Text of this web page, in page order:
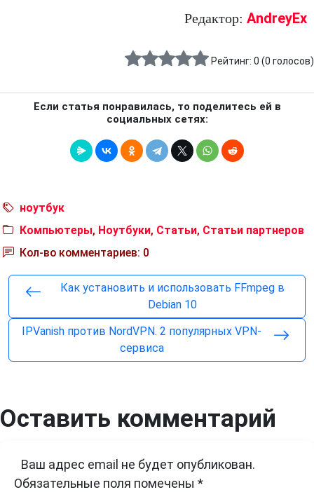
Редактор: AndreyEx
Рейтинг: 0 (0 голосов)
Если статья понравилась, то поделитесь ей в
социальных сетях:
ноутбук
Компьютеры, Ноутбуки, Статьи, Статьи партнеров
Кол-во комментариев: 0
Как установить и использовать FFmpeg в
Debian 10
IPVanish против NordVPN. 2 популярных VPN-
сервиса
Оставить комментарий
Ваш адрес email не будет опубликован.
Обязательные поля помечены *